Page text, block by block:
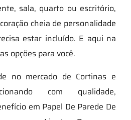
sala, quarto ou escritório,
cheia de personalidade
estar incluído. E aqui na
opções para você.
no mercado de Cortinas e
com qualidade,
em Papel De Parede De